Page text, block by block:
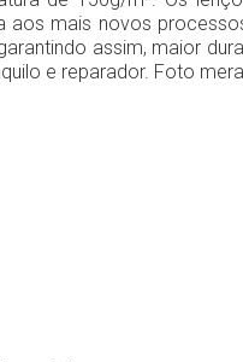
mais novos
assim, maior
e reparador. Foto